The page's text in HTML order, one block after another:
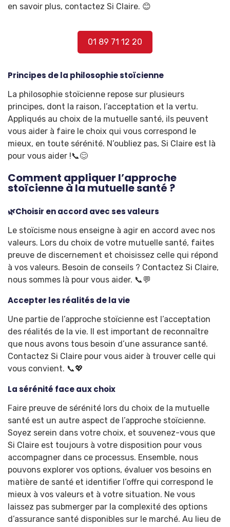
en savoir plus, contactez Si Claire. 😊
01 89 71 12 20
Principes de la philosophie stoïcienne
La philosophie stoïcienne repose sur plusieurs
principes, dont la raison, l’acceptation et la vertu.
Appliqués au choix de la mutuelle santé, ils peuvent
vous aider à faire le choix qui vous correspond le
mieux, en toute sérénité. N’oubliez pas, Si Claire est là
pour vous aider !📞😊
Comment appliquer l’approche
stoïcienne à la mutuelle santé ?
🌿Choisir en accord avec ses valeurs
Le stoïcisme nous enseigne à agir en accord avec nos
valeurs. Lors du choix de votre mutuelle santé, faites
preuve de discernement et choisissez celle qui répond
à vos valeurs. Besoin de conseils ? Contactez Si Claire,
nous sommes là pour vous aider. 📞💬
Accepter les réalités de la vie
Une partie de l’approche stoïcienne est l’acceptation
des réalités de la vie. Il est important de reconnaître
que nous avons tous besoin d’une assurance santé.
Contactez Si Claire pour vous aider à trouver celle qui
vous convient. 📞💖
La sérénité face aux choix
Faire preuve de sérénité lors du choix de la mutuelle
santé est un autre aspect de l’approche stoïcienne.
Soyez serein dans votre choix, et souvenez-vous que
Si Claire est toujours à votre disposition pour vous
accompagner dans ce processus. Ensemble, nous
pouvons explorer vos options, évaluer vos besoins en
matière de santé et identifier l’offre qui correspond le
mieux à vos valeurs et à votre situation. Ne vous
laissez pas submerger par la complexité des options
d’assurance santé disponibles sur le marché. Au lieu de